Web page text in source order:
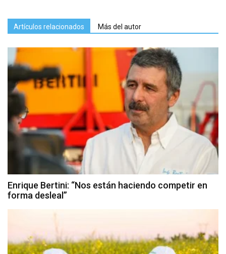
Artículos relacionados Más del autor
Enrique Bertini: “Nos están haciendo competir en
forma desleal”